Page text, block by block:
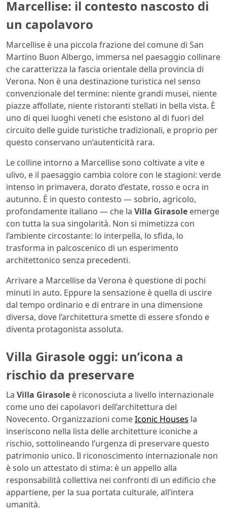
Marcellise: il contesto nascosto di
un capolavoro
Marcellise è una piccola frazione del comune di San
Martino Buon Albergo, immersa nel paesaggio collinare
che caratterizza la fascia orientale della provincia di
Verona. Non è una destinazione turistica nel senso
convenzionale del termine: niente grandi musei, niente
piazze affollate, niente ristoranti stellati in bella vista. È
uno di quei luoghi veneti che esistono al di fuori del
circuito delle guide turistiche tradizionali, e proprio per
questo conservano un’autenticità rara.
Le colline intorno a Marcellise sono coltivate a vite e
ulivo, e il paesaggio cambia colore con le stagioni: verde
intenso in primavera, dorato d’estate, rosso e ocra in
autunno. È in questo contesto — sobrio, agricolo,
profondamente italiano — che la Villa Girasole emerge
con tutta la sua singolarità. Non si mimetizza con
l’ambiente circostante: lo interpella, lo sfida, lo
trasforma in palcoscenico di un esperimento
architettonico senza precedenti.
Arrivare a Marcellise da Verona è questione di pochi
minuti in auto. Eppure la sensazione è quella di uscire
dal tempo ordinario e di entrare in una dimensione
diversa, dove l’architettura smette di essere sfondo e
diventa protagonista assoluta.
Villa Girasole oggi: un’icona a
rischio da preservare
La Villa Girasole è riconosciuta a livello internazionale
come uno dei capolavori dell’architettura del
Novecento. Organizzazioni comeIconic Houses la
inseriscono nella lista delle architetture iconiche a
rischio, sottolineando l’urgenza di preservare questo
patrimonio unico. Il riconoscimento internazionale non
è solo un attestato di stima: è un appello alla
responsabilità collettiva nei confronti di un edificio che
appartiene, per la sua portata culturale, all’intera
umanità.